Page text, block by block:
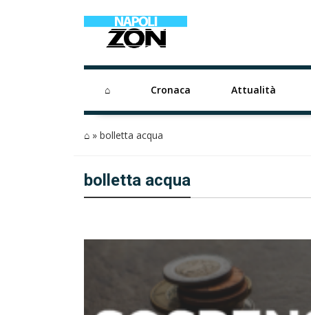
⌂ Cronaca Attualità
⌂ » bolletta acqua
bolletta acqua